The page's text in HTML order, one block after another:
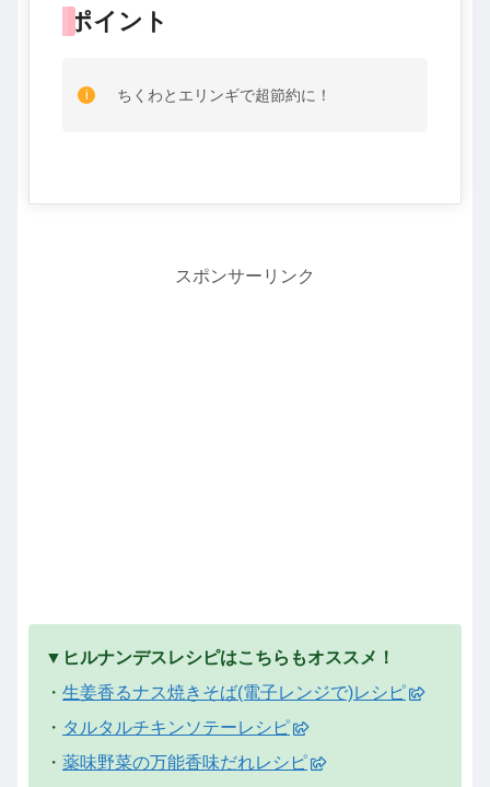
ポイント
ちくわとエリンギで超節約に！
スポンサーリンク
▼ヒルナンデスレシピはこちらもオススメ！
・ 生姜香るナス焼きそば(電子レンジで)レシピ
・ タルタルチキンソテーレシピ
・ 薬味野菜の万能香味だれレシピ